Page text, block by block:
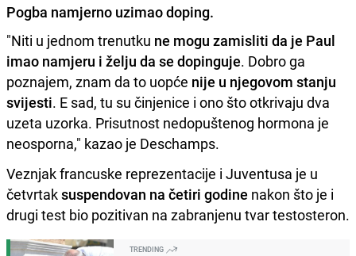
Pogba namjerno uzimao doping.
"Niti u jednom trenutku ne mogu zamisliti da je Paul
imao namjeru i želju da se dopinguje. Dobro ga
poznajem, znam da to uopće nije u njegovom stanju
svijesti. E sad, tu su činjenice i ono što otkrivaju dva
uzeta uzorka. Prisutnost nedopuštenog hormona je
neosporna," kazao je Deschamps.
Veznjak francuske reprezentacije i Juventusa je u
četvrtaksuspendovan na četiri godine nakon što je i
drugi test bio pozitivan na zabranjenu tvar testosteron.
TRENDING